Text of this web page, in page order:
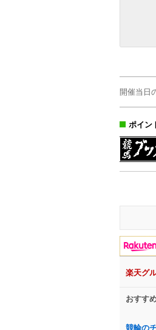
開催当日
ポイン
楽天グ
おすす
競輪の